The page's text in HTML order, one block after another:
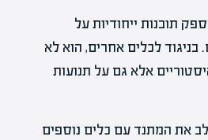
תובנות ייחודיות על
לכלים אחרים, הוא לא
אלא גם על תנועות
את המתנד עם כלים נוספים